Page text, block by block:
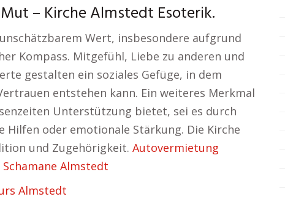
– Kirche Almstedt Esoterik.
Wert, insbesondere aufgrund
Kompass. Mitgefühl, Liebe zu anderen und
gestalten ein soziales Gefüge, in dem
entstehen kann. Ein weiteres Merkmal
Unterstützung bietet, sei es durch
oder emotionale Stärkung. Die Kirche
und Zugehörigkeit. Autovermietung
Schamane Almstedt
Almstedt